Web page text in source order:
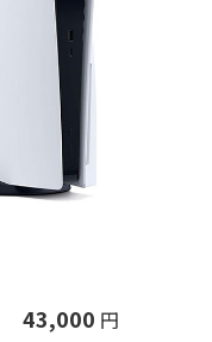
43,000 円